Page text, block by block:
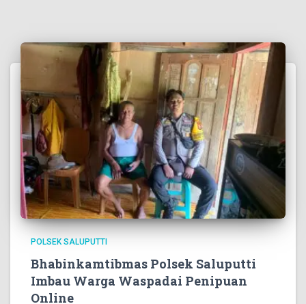
POLSEK SALUPUTTI
Bhabinkamtibmas Polsek Saluputti
Imbau Warga Waspadai Penipuan
Online